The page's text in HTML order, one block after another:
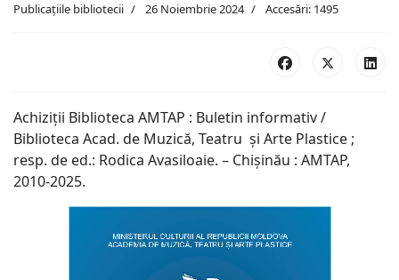
Publicațiile bibliotecii 26 Noiembrie 2024 Accesări: 1495
Achiziții Biblioteca AMTAP : Buletin informativ /
Biblioteca Acad. de Muzică, Teatru și Arte Plastice ;
resp. de ed.: Rodica Avasiloaie. – Chişinău : AMTAP,
2010-2025.